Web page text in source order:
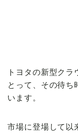
トヨタの新型ク
とって、その待ち
います。
市場に登場して以